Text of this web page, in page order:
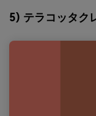
5) テラコッタク